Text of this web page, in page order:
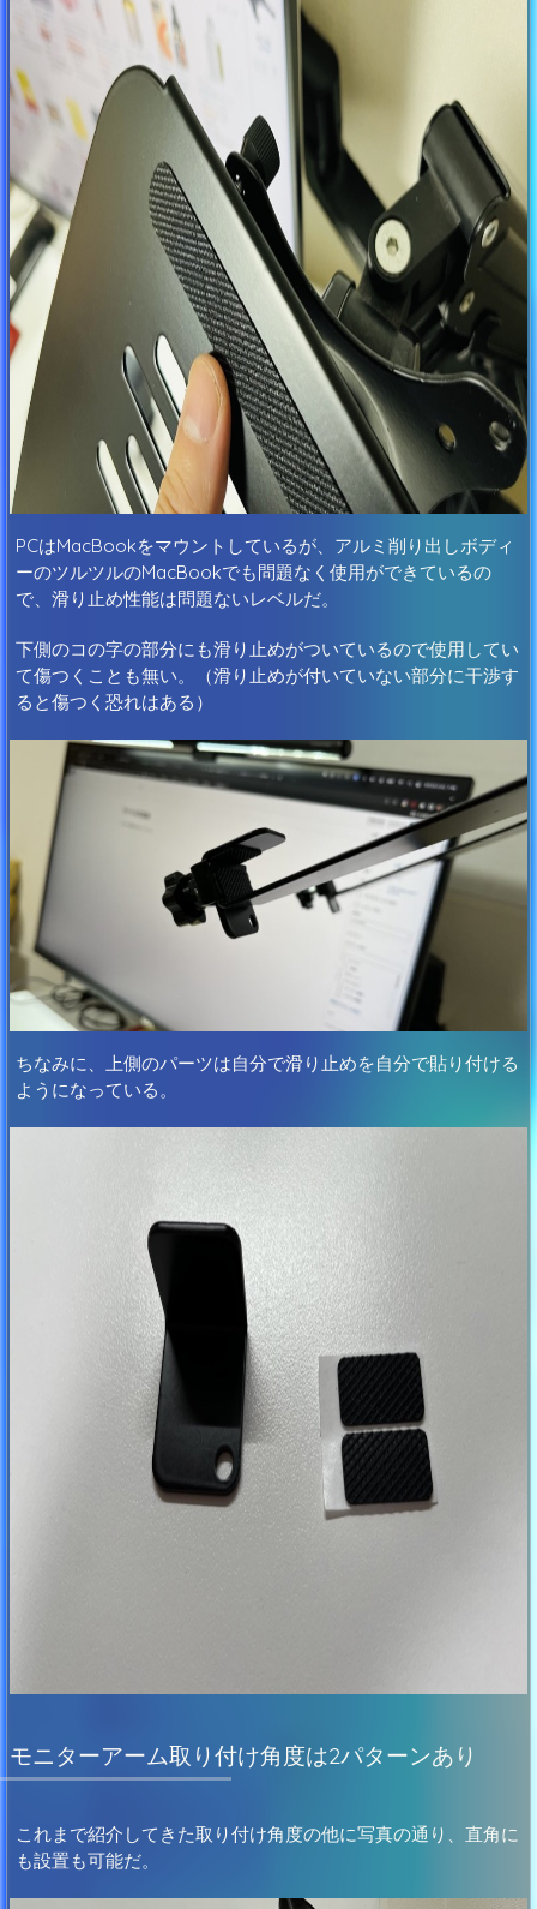
PCはMacBookをマウントしているが、アルミ削り出しボディ
ーのツルツルのMacBookでも問題なく使用ができているの
で、滑り止め性能は問題ないレベルだ。
下側のコの字の部分にも滑り止めがついているので使用してい
て傷つくことも無い。（滑り止めが付いていない部分に干渉す
ると傷つく恐れはある）
ちなみに、上側のパーツは自分で滑り止めを自分で貼り付ける
ようになっている。
モニターアーム取り付け角度は2パターンあり
これまで紹介してきた取り付け角度の他に写真の通り、直角に
も設置も可能だ。